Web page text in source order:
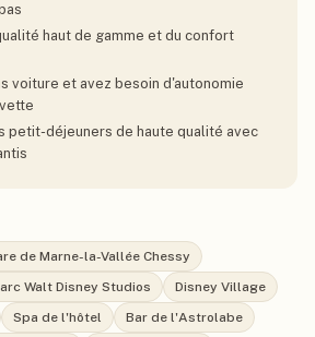
haut de gamme et du confort
voiture et avez besoin d'autonomie
petit-déjeuners de haute qualité avec
de Marne-la-Vallée Chessy
Walt Disney Studios
Disney Village
Spa de l'hôtel
Bar de l'Astrolabe